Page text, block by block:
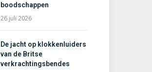
boodschappen
26 juli 2026
De jacht op klokkenluiders
van de Britse
verkrachtingsbendes